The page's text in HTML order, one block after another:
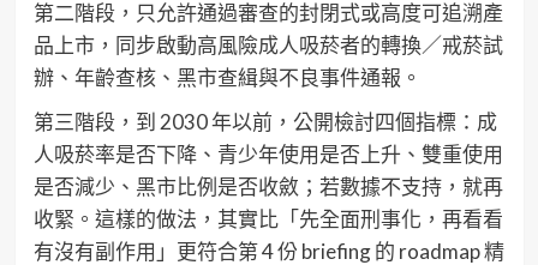
第二階段，只允許通過審查的封閉式或高度可追溯產
品上市，同步啟動高風險成人吸菸者的轉換／戒菸試
辦、年齡查核、黑市查緝與不良事件通報。
第三階段，到 2030 年以前，公開檢討四個指標：成
人吸菸率是否下降、青少年使用是否上升、雙重使用
是否減少、黑市比例是否收斂；若數據不支持，就再
收緊。這樣的做法，其實比「先全面刑事化，再看看
有沒有副作用」更符合第 4 份 briefing 的 roadmap 精